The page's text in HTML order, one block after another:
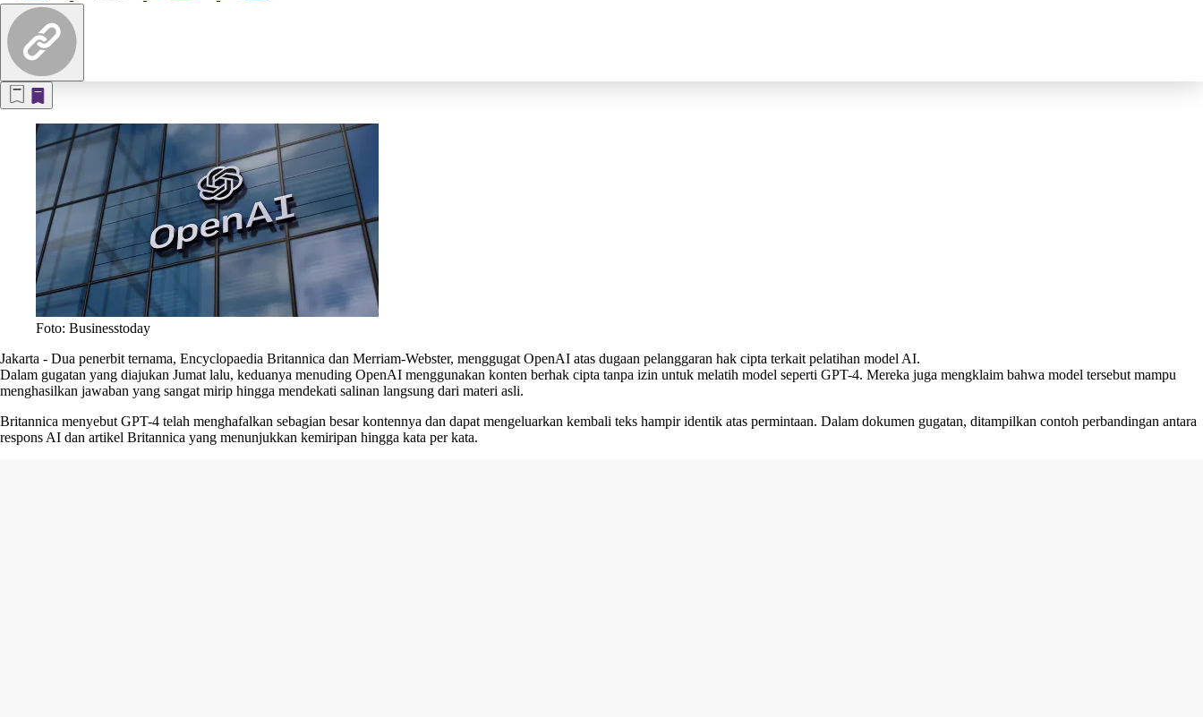
Foto: Businesstoday
Jakarta - Dua penerbit ternama, Encyclopaedia Britannica dan Merriam-Webster, menggugat OpenAI atas dugaan pelanggaran hak cipta terkait pelatihan model AI.
Dalam gugatan yang diajukan Jumat lalu, keduanya menuding OpenAI menggunakan konten berhak cipta tanpa izin untuk melatih model seperti GPT-4. Mereka juga mengklaim bahwa model tersebut mampu
menghasilkan jawaban yang sangat mirip hingga mendekati salinan langsung dari materi asli.
Britannica menyebut GPT-4 telah menghafalkan sebagian besar kontennya dan dapat mengeluarkan kembali teks hampir identik atas permintaan. Dalam dokumen gugatan, ditampilkan contoh perbandingan antara
respons AI dan artikel Britannica yang menunjukkan kemiripan hingga kata per kata.